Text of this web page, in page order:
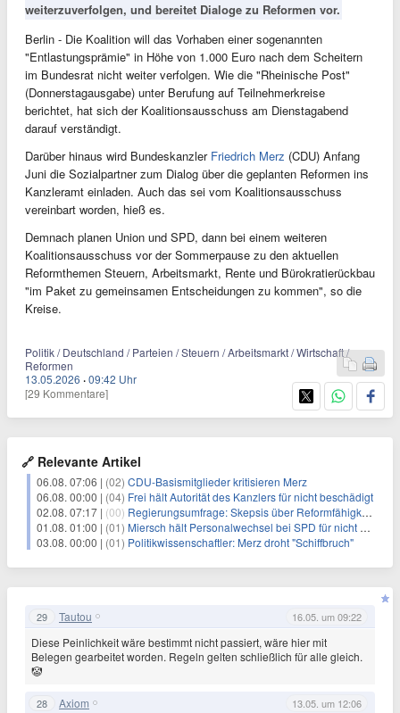
weiterzuverfolgen, und bereitet Dialoge zu Reformen vor.
Berlin - Die Koalition will das Vorhaben einer sogenannten
"Entlastungsprämie" in Höhe von 1.000 Euro nach dem Scheitern
im Bundesrat nicht weiter verfolgen. Wie die "Rheinische Post"
(Donnerstagausgabe) unter Berufung auf Teilnehmerkreise
berichtet, hat sich der Koalitionsausschuss am Dienstagabend
darauf verständigt.
Darüber hinaus wird Bundeskanzler Friedrich Merz (CDU) Anfang
Juni die Sozialpartner zum Dialog über die geplanten Reformen ins
Kanzleramt einladen. Auch das sei vom Koalitionsausschuss
vereinbart worden, hieß es.
Demnach planen Union und SPD, dann bei einem weiteren
Koalitionsausschuss vor der Sommerpause zu den aktuellen
Reformthemen Steuern, Arbeitsmarkt, Rente und Bürokratierückbau
"im Paket zu gemeinsamen Entscheidungen zu kommen", so die
Kreise.
Politik / Deutschland / Parteien / Steuern / Arbeitsmarkt / Wirtschaft /
Reformen
13.05.2026 ·09:42 Uhr
[29 Kommentare]
🔗 Relevante Artikel
06.08. 07:06 | (02) CDU-Basismitglieder kritisieren Merz
06.08. 00:00 | (04) Frei hält Autorität des Kanzlers für nicht beschädigt
02.08. 07:17 | (00) Regierungsumfrage: Skepsis über Reformfähigkeit der Bundesregierung
01.08. 01:00 | (01) Miersch hält Personalwechsel bei SPD für nicht erforderlich
03.08. 00:00 | (01) Politikwissenschaftler: Merz droht "Schiffbruch"
29 Tautou 16.05. um 09:22
Diese Peinlichkeit wäre bestimmt nicht passiert, wäre hier mit
Belegen gearbeitet worden. Regeln gelten schließlich für alle gleich.
🤡
28 Axiom 13.05. um 12:06